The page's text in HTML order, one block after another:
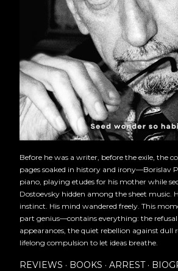
Before he was a writer, before the exile, the
pages soaked in history and irony—Borislav
piano, playing etudes for his mother while
Dostoevsky hidden among the sheet music.
instinct. His mind wandered freely. This
part genius—contains everything: the
appearances, the quiet rebellion against dull
lifelong compulsion to let ideas breathe.
REVIEWS BOOKS ARREST